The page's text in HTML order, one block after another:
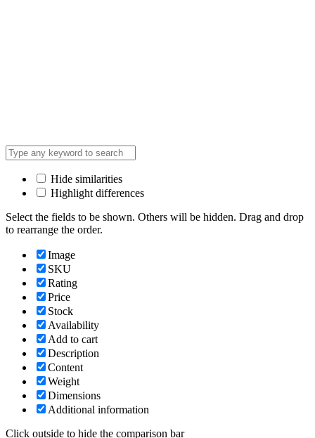
Hide similarities
Highlight differences
Select the fields to be shown. Others will be hidden. Drag and drop
to rearrange the order.
Image
SKU
Rating
Price
Stock
Availability
Add to cart
Description
Content
Weight
Dimensions
Additional information
Click outside to hide the comparison bar